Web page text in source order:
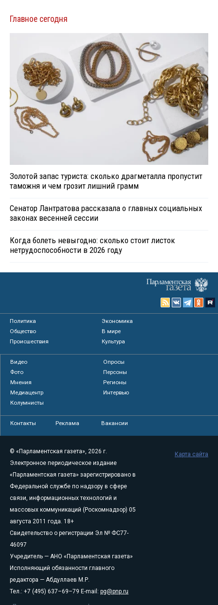
Главное сегодня
Золотой запас туриста: сколько драгметалла пропустит
таможня и чем грозит лишний грамм
Сенатор Лантратова рассказала о главных социальных
законах весенней сессии
Когда болеть невыгодно: сколько стоит листок
нетрудоспособности в 2026 году
Политика
Экономика
Общество
В мире
Происшествия
Культура
Видео
Опросы
Фото
Персоны
Мнения
Регионы
Медиацентр
Интервью
Колумнисты
Контакты Реклама Вакансии
© «Парламентская газета», 2026 г.
Электронное периодическое издание
«Парламентская газета» зарегистрировано в
Федеральной службе по надзору в сфере
связи, информационных технологий и
массовых коммуникаций (Роскомнадзор) 05
августа 2011 года. 18+
Свидетельство о регистрации Эл № ФС77-
46097
Учредитель — АНО «Парламентская газета»
Исполняющий обязанности главного
редактора — Абдуллаев М.Р.
Тел.: +7 (495) 637–69–79 E-mail: pg@pnp.ru
Карта сайта